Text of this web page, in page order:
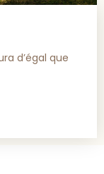
d’égal que